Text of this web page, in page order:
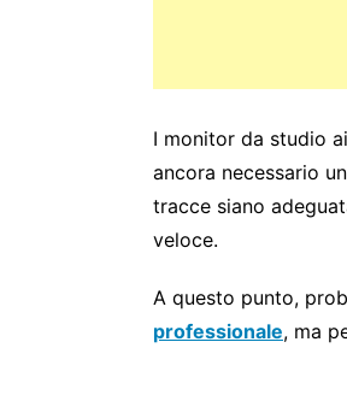
I monitor da studio
ancora necessario
tracce siano
veloce.
A questo punto,
professionale, ma